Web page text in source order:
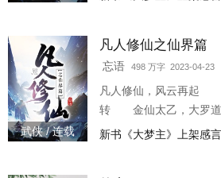
的书友，也可以先去看
看本书哦。
武侠 / 连载
凡人修仙之仙界篇
忘语 498 万字 2023-04-23
凡人修仙，风云再起
转 金仙太乙，大罗
至尊 《凡人修仙传》
新书《大梦主》上架感言